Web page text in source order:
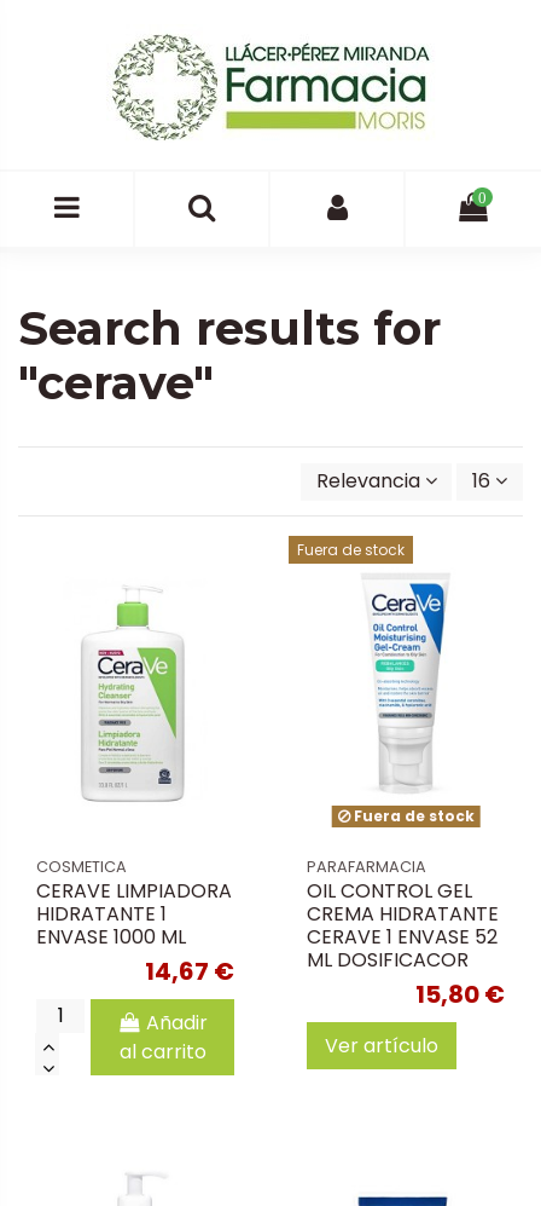
0
Search results for
"cerave"
Relevancia 16
COSMETICA
CERAVE LIMPIADORA
HIDRATANTE 1
ENVASE 1000 ML
14,67 €
Añadir
al carrito
Fuera de stock
Fuera de stock
PARAFARMACIA
OIL CONTROL GEL
CREMA HIDRATANTE
CERAVE 1 ENVASE 52
ML DOSIFICACOR
15,80 €
Ver artículo